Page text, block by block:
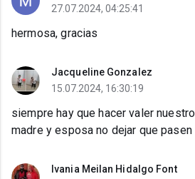
27.07.2024, 04:25:41
hermosa, gracias
Jacqueline Gonzalez
15.07.2024, 16:30:19
siempre hay que hacer valer
madre y esposa no dejar que
Ivania Meilan Hidalgo Font